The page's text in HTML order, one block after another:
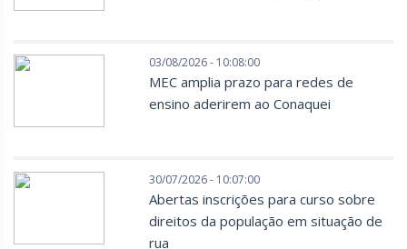
03/08/2026 - 10:08:00
MEC amplia prazo para redes de
ensino aderirem ao Conaquei
30/07/2026 - 10:07:00
Abertas inscrições para curso sobre
direitos da população em situação de
rua